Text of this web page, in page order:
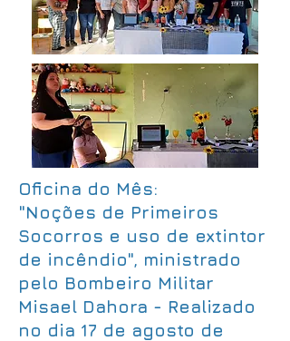
Oficina do Mês:
"Noções de Primeiros
Socorros e uso de extintor
de incêndio", ministrado
pelo Bombeiro Militar
Misael Dahora - Realizado
no dia 17 de agosto de